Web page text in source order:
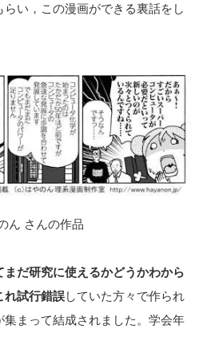
い，この漫画ができる裏話をし
ん さんの作品
だ研究に使えるかどうかわから
れ試行錯誤していた方々で作られ
集まって結成されました。学会年